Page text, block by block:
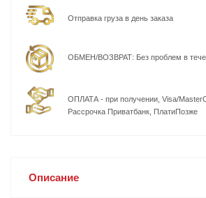
Отправка груза в день заказа
ОБМЕН/ВОЗВРАТ: Без проблем в
ОПЛАТА - при получении, Visa/
Рассрочка Приватбанк, ПлатиПозже
Описание